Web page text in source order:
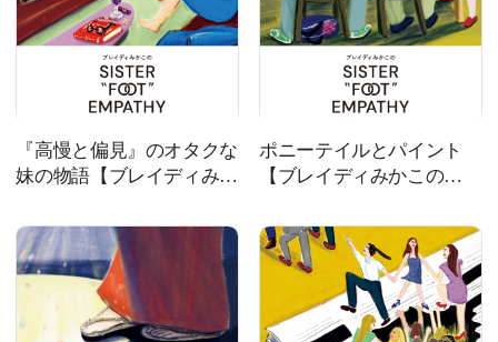
『高慢と偏見』のオタクな
妹の物語【ブレイディみか
EMPATHY】
ポニーテイルとパイント
【ブレイディみかこの
EMPATHY】